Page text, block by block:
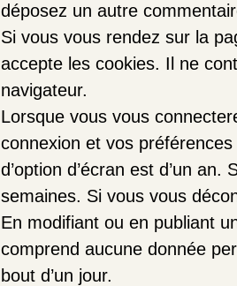
déposez un autre
Si vous vous rendez sur la
accepte les cookies. Il ne
navigateur.
Lorsque vous vous
connexion et vos préférences
d’option d’écran est d’un
semaines. Si vous vous
En modifiant ou en publiant
comprend aucune donnée
bout d’un jour.